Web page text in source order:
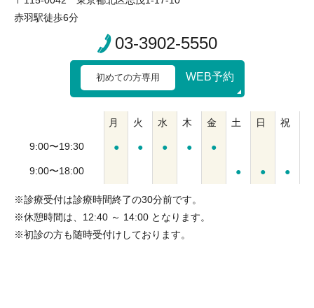
赤羽駅徒歩6分
03-3902-5550
初めての方専用 WEB予約
月 火 水 木 金 土 日 祝
9:00〜19:30 ● ● ● ● ●
9:00〜18:00 ● ● ●
※診療受付は診療時間終了の30分前です。
※休憩時間は、12:40 ～ 14:00 となります。
※初診の方も随時受付けしております。